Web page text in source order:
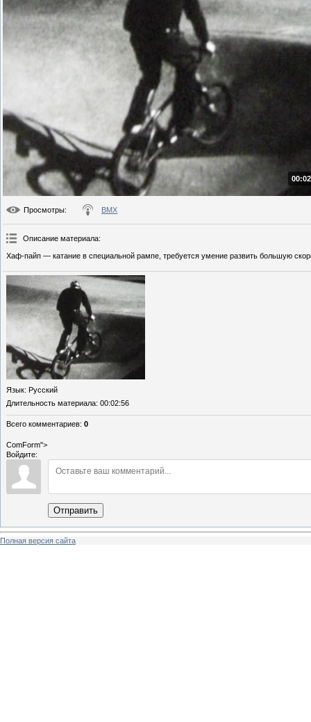
Просмотры: BMX
Описание материала:
Хаф-пайп — катание в специальной рампе, требуется умение развить большую
Язык: Русский
Длительность материала: 00:02:56
Всего комментариев: 0
ComForm">
Войдите:
Отправить
Полная версия сайта